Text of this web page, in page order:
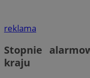
reklama
Stopnie
kraju